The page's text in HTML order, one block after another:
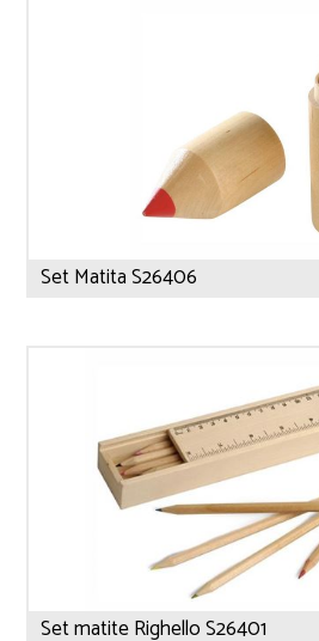
Set Matita S26406
Set matite Righello S26401